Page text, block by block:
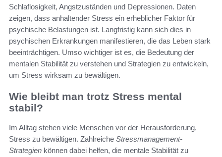
Schlaflosigkeit, Angstzuständen und Depressionen. Daten
zeigen, dass anhaltender Stress ein erheblicher Faktor für
psychische Belastungen ist. Langfristig kann sich dies in
psychischen Erkrankungen manifestieren, die das Leben stark
beeinträchtigen. Umso wichtiger ist es, die Bedeutung der
mentalen Stabilität zu verstehen und Strategien zu entwickeln,
um Stress wirksam zu bewältigen.
Wie bleibt man trotz Stress mental
stabil?
Im Alltag stehen viele Menschen vor der Herausforderung,
Stress zu bewältigen. Zahlreiche Stressmanagement-
Strategien können dabei helfen, die mentale Stabilität zu